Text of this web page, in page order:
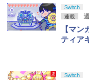
Switch
連載
【マ
ティア
Switch